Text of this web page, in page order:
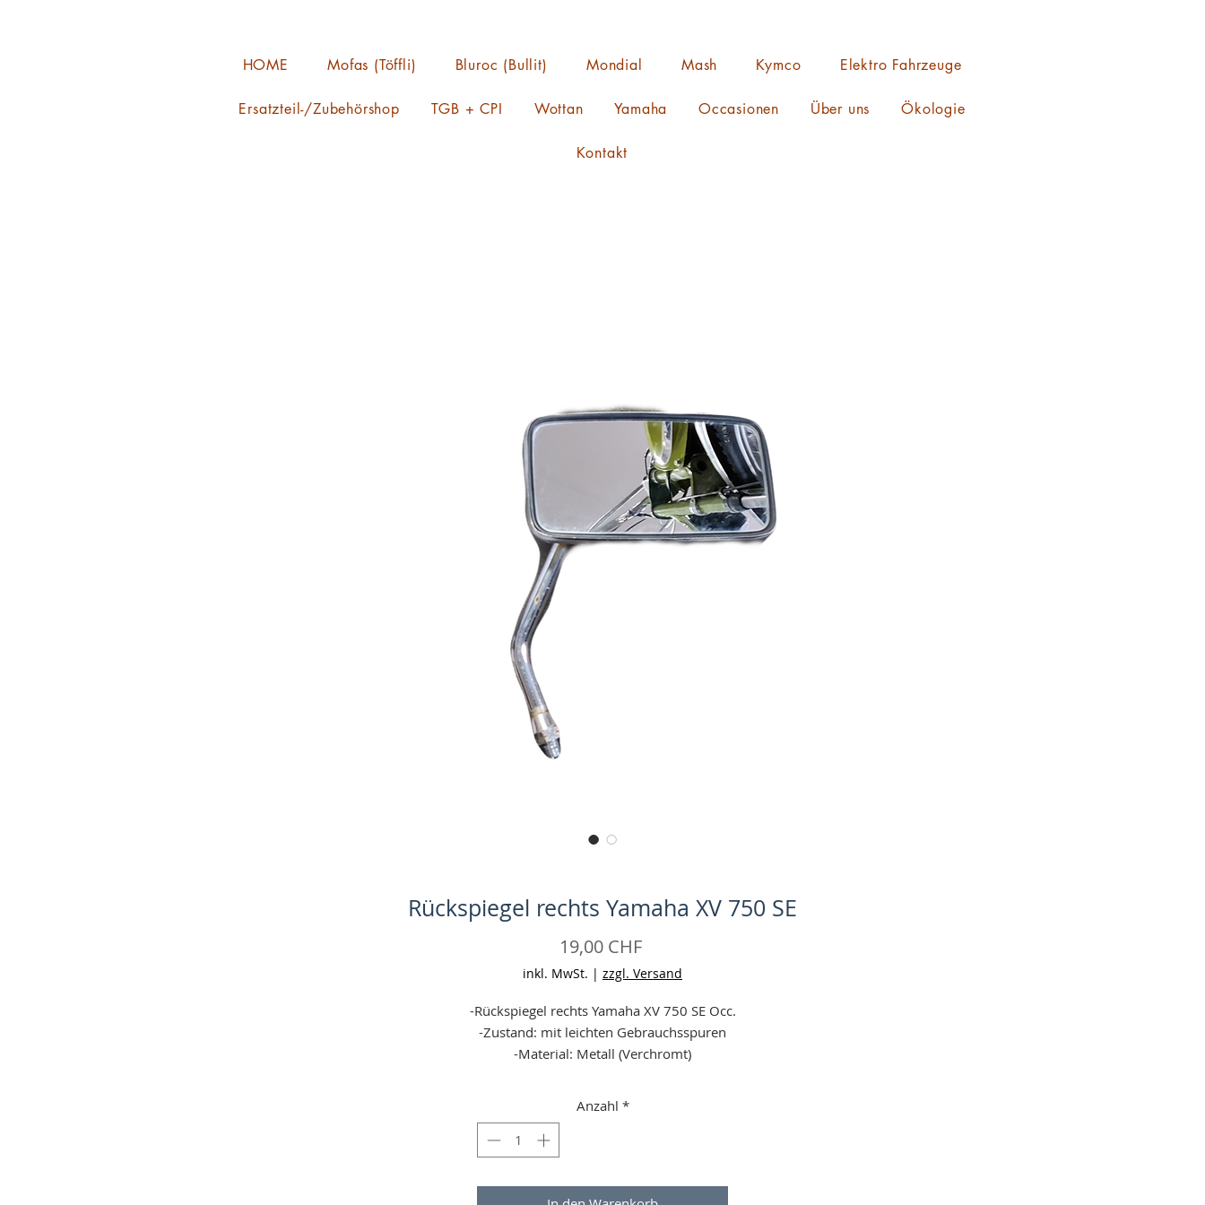
HOME Mofas (Töffli) Bluroc (Bullit) Mondial Mash Kymco Elektro Fahrzeuge
Ersatzteil-/Zubehörshop TGB + CPI Wottan Yamaha Occasionen Über uns Ökologie
Kontakt
Rückspiegel rechts Yamaha XV 750 SE
19,00 CHFPreis
inkl. MwSt. | zzgl. Versand
-Rückspiegel rechts Yamaha XV 750 SE Occ.
-Zustand: mit leichten Gebrauchsspuren
-Material: Metall (Verchromt)
-Alle Angaben ohne Gewähr
Anzahl *